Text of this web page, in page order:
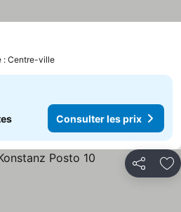
: Centre-ville
Consulter les prix
Partager